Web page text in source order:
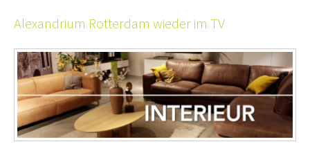
Alexandrium Rotterdam wieder im TV